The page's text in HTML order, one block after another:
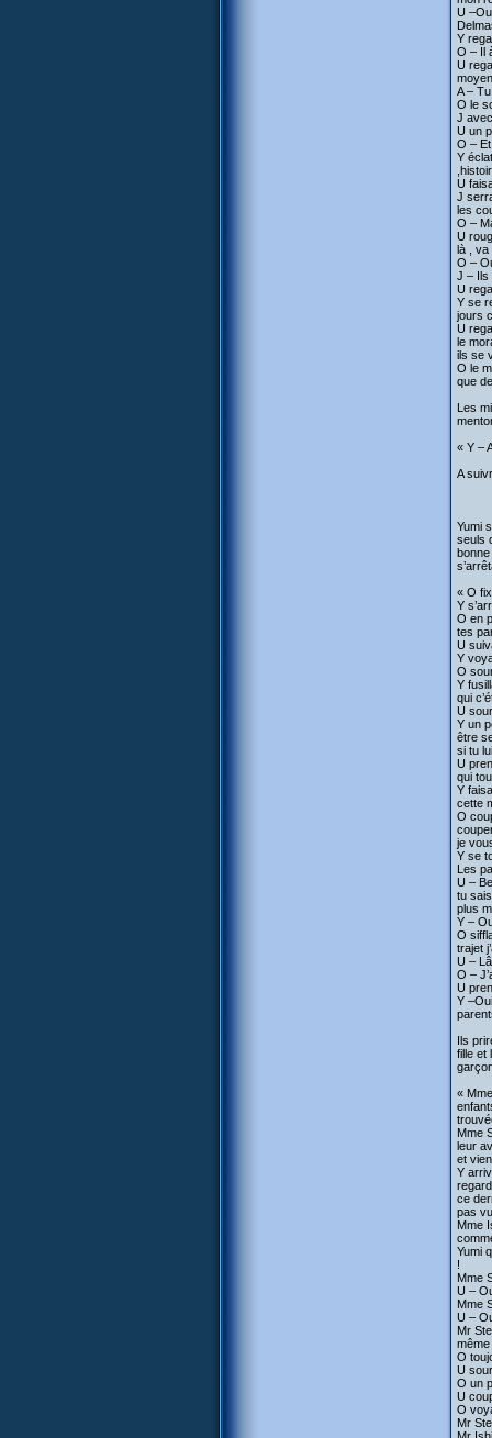
U
Y
O – Il
U
A –
O le
J
U un
O –
Y
U
J
les
O –
U
là , va
O –
J – Ils
U
Y se
jours
U
le
ils se
O le
que
Les
« Y –
A
Yumi
seuls
« O
Y
O en
tes
U
Y
O
Y
qui
U
Y un
être
si tu
U
qui
Y
cette
O
je
Y se
Les
U –
tu
plus
Y –
O
trajet
U –
O –
U
Y
Ils
fille et
«
Mme
leur
et
Y
ce
pas
Mme
Yumi
!
Mme
U –
Mme
U –
Mr
O
U
O un
U
O
Mr